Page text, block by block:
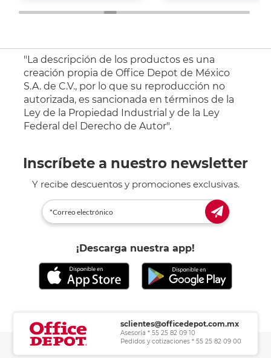
"La descripción de los productos es una
creación propia de Office Depot de México
S.A. de C.V., por lo que su reproducción no
autorizada, es sancionada en términos de la
Ley de la Propiedad Industrial y de la Ley
Federal del Derecho de Autor".
Inscríbete a nuestro newsletter
Y recibe descuentos y promociones exclusivas.
¡Descarga nuestra app!
sclientes@officedepot.com.mx
Asesoría * 55 25 82 09 10
Pedidos y cotizaciones * 55 25 82 09 00